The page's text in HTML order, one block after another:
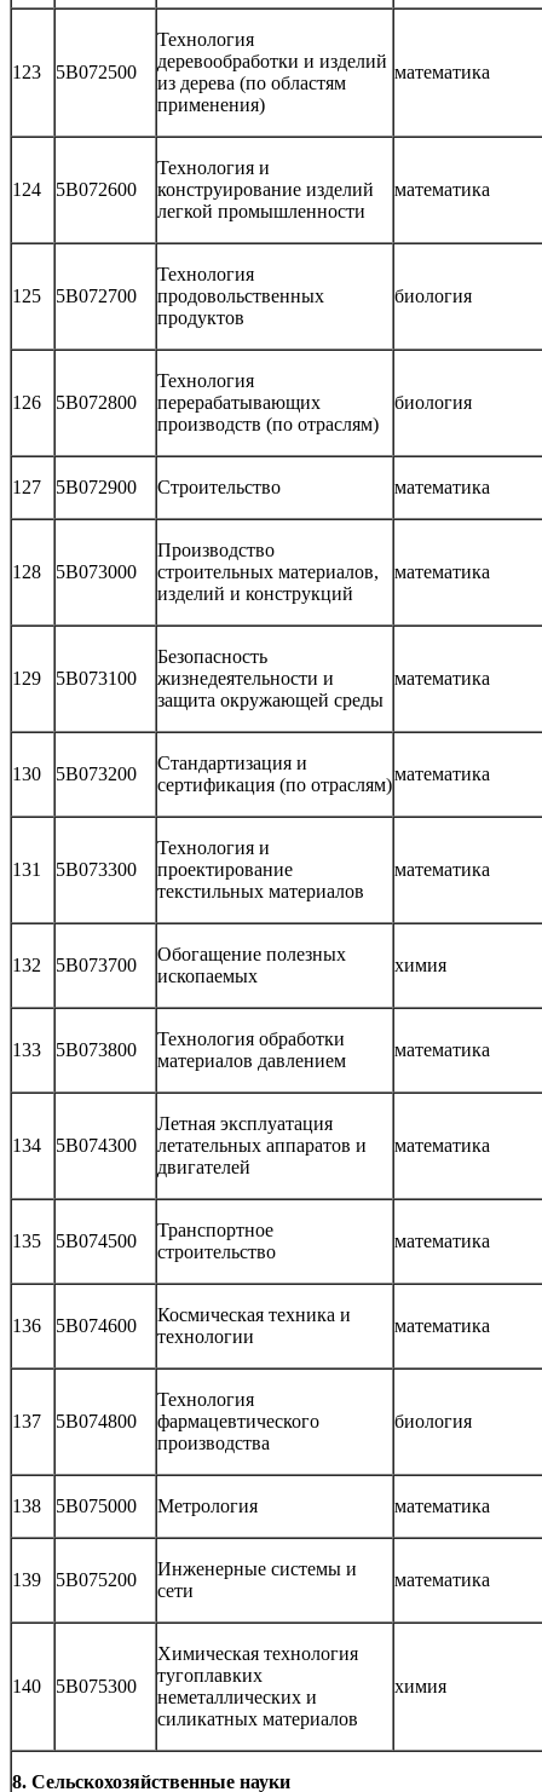
123 5В072500
Технология
деревообработки и изделий
из дерева (по областям
применения)
математика
124 5В072600
Технология и
конструирование изделий
легкой промышленности
математика
125 5В072700
Технология
продовольственных
продуктов
биология
126 5В072800
Технология
перерабатывающих
производств (по отраслям)
биология
127 5В072900 Строительство математика
128 5В073000
Производство
строительных материалов,
изделий и конструкций
математика
129 5В073100
Безопасность
жизнедеятельности и
защита окружающей среды
математика
130 5В073200
Стандартизация и
сертификация (по отраслям)
математика
131 5В073300
Технология и
проектирование
текстильных материалов
математика
132 5В073700
Обогащение полезных
ископаемых
химия
133 5В073800
Технология обработки
материалов давлением
математика
134 5B074300
Летная эксплуатация
летательных аппаратов и
двигателей
математика
135 5В074500
Транспортное
строительство
математика
136 5В074600
Космическая техника и
технологии
математика
137 5В074800
Технология
фармацевтического
производства
биология
138 5В075000 Метрология математика
139 5В075200
Инженерные системы и
сети
математика
140 5В075300
Химическая технология
тугоплавких
неметаллических и
силикатных материалов
химия
8. Сельскохозяйственные науки